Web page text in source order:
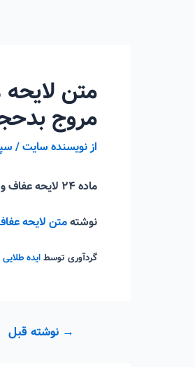
متن
مروج
ازنویسنده سایت/
ماده ۲۴ لایحه عفاف و حجاب به تشریح جزئیات مجازات‌های پلتفرم‌های مروج بی‌حجابی و بدحجابی پرداخت.
نوشتهمتن لایحه
گردآوری توسط ایده طلایی
راهبری
→ نوشته قبل